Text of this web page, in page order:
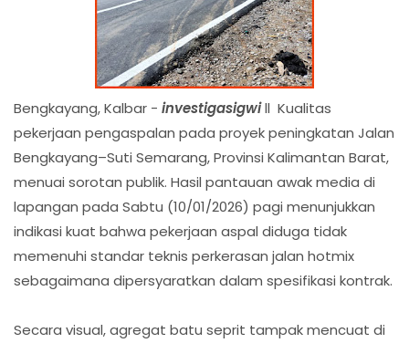
Bengkayang, Kalbar - investigasigwill Kualitas
pekerjaan pengaspalan pada proyek peningkatan Jalan
Bengkayang–Suti Semarang, Provinsi Kalimantan Barat,
menuai sorotan publik. Hasil pantauan awak media di
lapangan pada Sabtu (10/01/2026) pagi menunjukkan
indikasi kuat bahwa pekerjaan aspal diduga tidak
memenuhi standar teknis perkerasan jalan hotmix
sebagaimana dipersyaratkan dalam spesifikasi kontrak.
Secara visual, agregat batu seprit tampak mencuat di